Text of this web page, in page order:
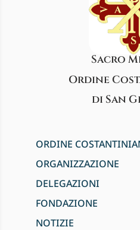
Sacro
Ordine
di San
ORDINE
ORGANIZZAZIONE
DELEGAZIONI
FONDAZIONE
NOTIZIE